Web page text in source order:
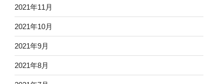
2021年11月
2021年10月
2021年9月
2021年8月